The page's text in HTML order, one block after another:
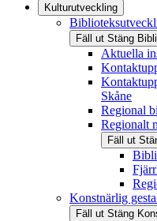
Kulturutveckling
Fäll ut Stäng
Aktuella
Skåne
Regional
Regionalt
Fäll ut
Konstnärlig
Fäll ut Stäng